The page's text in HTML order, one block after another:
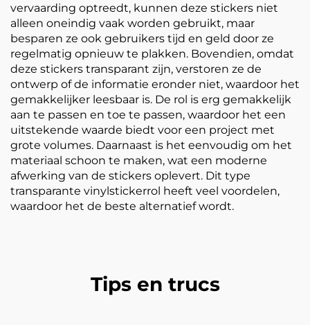
vervaarding optreedt, kunnen deze stickers niet
alleen oneindig vaak worden gebruikt, maar
besparen ze ook gebruikers tijd en geld door ze
regelmatig opnieuw te plakken. Bovendien, omdat
deze stickers transparant zijn, verstoren ze de
ontwerp of de informatie eronder niet, waardoor het
gemakkelijker leesbaar is. De rol is erg gemakkelijk
aan te passen en toe te passen, waardoor het een
uitstekende waarde biedt voor een project met
grote volumes. Daarnaast is het eenvoudig om het
materiaal schoon te maken, wat een moderne
afwerking van de stickers oplevert. Dit type
transparante vinylstickerrol heeft veel voordelen,
waardoor het de beste alternatief wordt.
Tips en trucs